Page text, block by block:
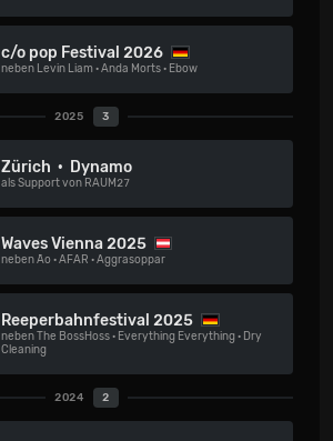
c/o pop Festival 2026
neben Levin Liam ·Anda Morts· Ebow
2025 3
Zürich · Dynamo
als Support von RAUM27
Waves Vienna 2025
nebenÃo ·AFAR ·Aggrasoppar
Reeperbahnfestival 2025
nebenThe BossHoss· Everything Everything· Dry
Cleaning
2024 2